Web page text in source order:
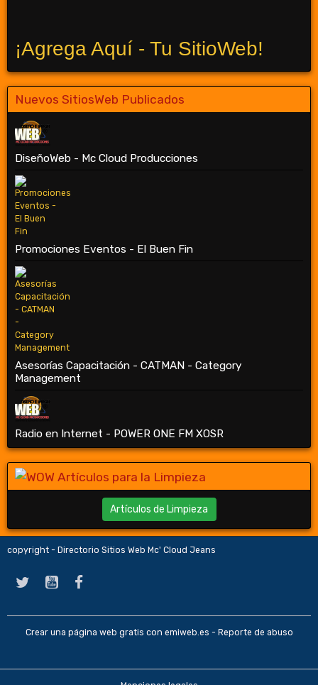
¡Agrega Aquí - Tu SitioWeb!
Nuevos SitiosWeb Publicados
DiseñoWeb - Mc Cloud Producciones
Promociones Eventos - El Buen Fin
Asesorías Capacitación - CATMAN - Category
Management
Radio en Internet - POWER ONE FM XOSR
Artículos de Limpieza
copyright - Directorio Sitios Web Mc' Cloud Jeans
Crear una página web gratis con emiweb.es - Reporte de abuso